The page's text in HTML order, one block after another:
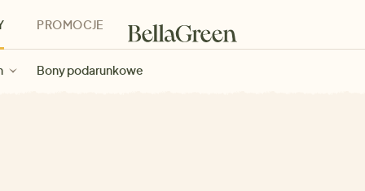
Bony podarunkowe
PROMOCJE